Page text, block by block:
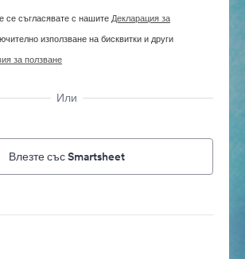
се съгласявате с нашитеДекларация за
използване на бисквитки и други
за ползване
Или
Влезте със Smartsheet